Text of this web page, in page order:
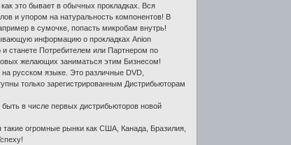
это бывает в обычных прокладках. Вся
и упором на натуральность компонентов! В
в сумочке, попасть микробам внутрь!
информацию о прокладках Anion
станете Потребителем или Партнером по
желающих заниматься этим Бизнесом!
русском языке. Это различные DVD,
только зарегистрированным Дистрибьюторам
в числе первых дистрибьюторов новой
огромные рынки как США, Канада, Бразилия,